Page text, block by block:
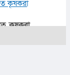
কৃষকরা